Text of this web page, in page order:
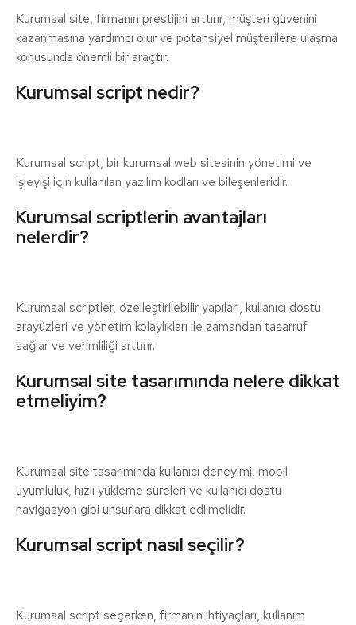
Kurumsal site, firmanın prestijini arttırır, müşteri güvenini
kazanmasına yardımcı olur ve potansiyel müşterilere ulaşma
konusunda önemli bir araçtır.
Kurumsal script nedir?
Kurumsal script, bir kurumsal web sitesinin yönetimi ve
işleyişi için kullanılan yazılım kodları ve bileşenleridir.
Kurumsal scriptlerin avantajları
nelerdir?
Kurumsal scriptler, özelleştirilebilir yapıları, kullanıcı dostu
arayüzleri ve yönetim kolaylıkları ile zamandan tasarruf
sağlar ve verimliliği arttırır.
Kurumsal site tasarımında nelere dikkat
etmeliyim?
Kurumsal site tasarımında kullanıcı deneyimi, mobil
uyumluluk, hızlı yükleme süreleri ve kullanıcı dostu
navigasyon gibi unsurlara dikkat edilmelidir.
Kurumsal script nasıl seçilir?
Kurumsal script seçerken, firmanın ihtiyaçları, kullanım